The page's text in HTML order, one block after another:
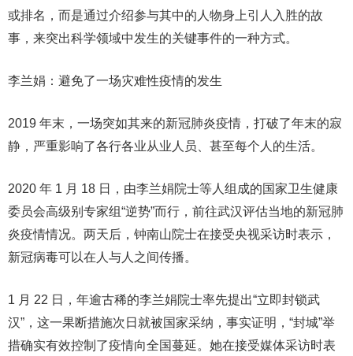
或排名，而是通过介绍参与其中的人物身上引人入胜的故
事，来突出科学领域中发生的关键事件的一种方式。
李兰娟：避免了一场灾难性疫情的发生
2019 年末，一场突如其来的新冠肺炎疫情，打破了年末的寂
静，严重影响了各行各业从业人员、甚至每个人的生活。
2020 年 1 月 18 日，由李兰娟院士等人组成的国家卫生健康
委员会高级别专家组“逆势”而行，前往武汉评估当地的新冠肺
炎疫情情况。两天后，钟南山院士在接受央视采访时表示，
新冠病毒可以在人与人之间传播。
1 月 22 日，年逾古稀的李兰娟院士率先提出“立即封锁武
汉”，这一果断措施次日就被国家采纳，事实证明，“封城”举
措确实有效控制了疫情向全国蔓延。她在接受媒体采访时表